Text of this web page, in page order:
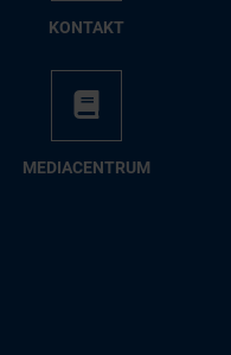
KON­TAKT
ME­DIA­CEN­TRUM